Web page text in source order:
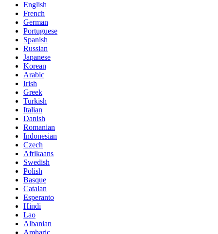
English
French
German
Portuguese
Spanish
Russian
Japanese
Korean
Arabic
Irish
Greek
Turkish
Italian
Danish
Romanian
Indonesian
Czech
Afrikaans
Swedish
Polish
Basque
Catalan
Esperanto
Hindi
Lao
Albanian